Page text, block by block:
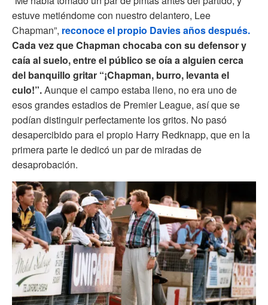
estuve metiéndome con nuestro delantero, Lee
Chapman”, reconoce el propio Davies años después.
Cada vez que Chapman chocaba con su defensor y
caía al suelo, entre el público se oía a alguien cerca
del banquillo gritar “¡Chapman, burro, levanta el
culo!”.Aunque el campo estaba lleno, no era uno de
esos grandes estadios de Premier League, así que se
podían distinguir perfectamente los gritos. No pasó
desapercibido para el propio Harry Redknapp, que en la
primera parte le dedicó un par de miradas de
desaprobación.